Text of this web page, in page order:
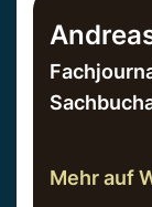
Mehr auf